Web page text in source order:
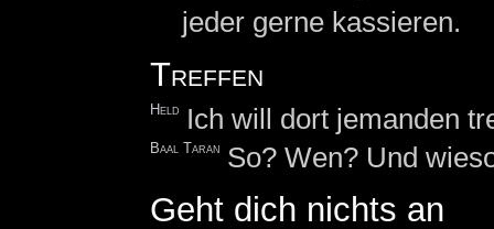
jeder gerne kassieren.
Treffen
Held Ich will dort jemanden
Baal Taran So? Wen? Und
Geht dich nichts an